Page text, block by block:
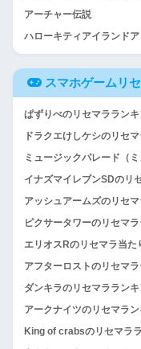
アーチャー伝説
ハローキティアイランド
スマホゲームリ
ぱずりべのリセマララン
ドラクエけしケシのリセ
ミュージックパレード（
イナズマイレブンSDのリ
アッシュアームズのリセ
ピクサータワーのリセマ
エリオスRのリセマラ当た
アフターロストのリセマ
ダンキラのリセマララン
アークナイツのリセマラ
King of crabsのリセマラ